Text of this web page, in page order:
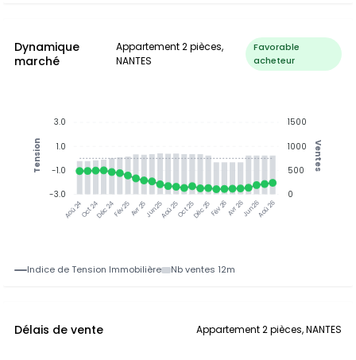
Dynamique
marché
Appartement 2 pièces,
NANTES
Favorable
acheteur
Aoû 24Oct 24Déc 24Fév 25Avr 25Jun 25Aoû 25Oct 25Déc 25Fév 26Avr 26Jun 26Aoû 26
1500
1000
500
0
Ventes
3.0
1.0
-1.0
-3.0
Tension
Indice de Tension Immobilière Nb ventes 12m
Délais de vente Appartement 2 pièces, NANTES